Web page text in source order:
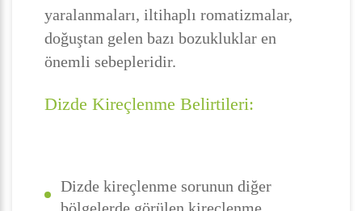
yaralanmaları, iltihaplı romatizmalar,
doğuştan gelen bazı bozukluklar en
önemli sebepleridir.
Dizde Kireçlenme Belirtileri:
Dizde kireçlenme sorunun diğer